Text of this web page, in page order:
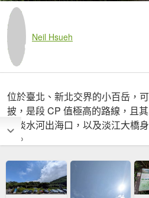
Neil Hsueh
位於臺北、新北交界的小百岳，
披，是段 CP 值極高的路線，且
見淡水河出海口，以及淡江大橋
點。